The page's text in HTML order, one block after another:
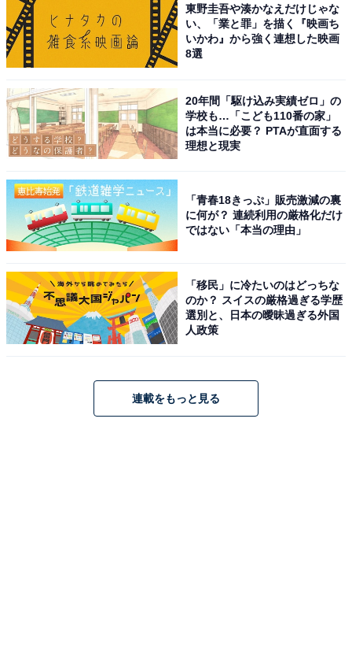
【静岡県の人気スーパー銭湯】「サウナ鷹の
湯」は富士山の伏流水を使用した3種のサウナが
自慢の施設。バナジウムたっぷりの水風呂でリ
ラックス
東野圭吾や湊かなえだけじゃな
い、「業と罪」を描く『映画ち
いかわ』から強く連想した映画
8選
20年間「駆け込み実績ゼロ」の
学校も…「こども110番の家」
は本当に必要？ PTAが直面する
理想と現実
「青春18きっぷ」販売激減の裏
に何が？ 連続利用の厳格化だけ
ではない「本当の理由」
「移民」に冷たいのはどっちな
のか？ スイスの厳格過ぎる学歴
選別と、日本の曖昧過ぎる外国
人政策
連載をもっと見る